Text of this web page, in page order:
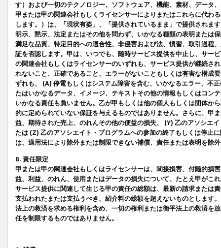
す）および一切のテクノロジー、ソフトウェア、機能、素材、データ
甲または甲の関連会社もしくライセンサーによりまたはこれらに代わ
します。）は、「現状有姿」、「提供されているまま」で提供されま
明示、黙示、法定またはその他を問わず、いかなる種類の表明または
満足な品質、特定目的への適合性、非侵害および法、慣習、取引過程
証を否認します。甲は、いつでも、随時サービス提供を中止し、サー
の関連会社もしくはライセンサーのいずれも、サービス提供が継続さ
れないこと、正確であること、エラーがないこともしくは有害な構成
ずれも、 (A) 停電もしくはシステム障害を含む、いかなるエラー、不
たはいかなるデータ、イメージ、テキストその他の情報もしくはコン
いかなる責任も負いません。乙が甲もしくは他の個人もしくは団体か
的に定められていない保証を与えるものではありません。さらに、甲
益、期待された売上、のれんその他の便益の損失、 (Y) 乙のアソシエ
たは (Z) 乙のアソシエイト・プログラムへの参加の終了もしくは停止
は、適用法により除外または制限できない補償、責任または表明を除
8. 責任限定
甲または甲の関連会社もしくはライセンサーは、間接損害、付随的損
益、利益、のれん、使用またはデータの損失について、たとえ甲がこ
サービス提供に関連して生じる甲の責任の総額は、最新の請求または
支払われたまたは支払うべき、紹介料の総額を超えないものとします
法上の救済を求める権利を含め、一切の権利または衡平法上の救済を
任を制限するものではありません。